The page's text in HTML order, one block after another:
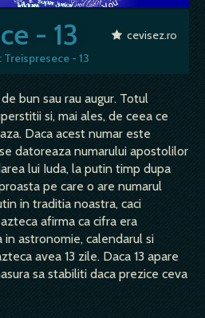
- 13
- 13
cevisez.ro
bun sau rau augur. Totul
si, mai ales, de ceea ce
Daca acest numar este
datoreaza numarului apostolilor
lui Iuda, la putin timp dupa
pe care o are numarul
in traditia noastra, caci
afirma ca cifra era
astronomie, calendarul si
avea 13 zile. Daca 13 apare
sa stabiliti daca prezice ceva